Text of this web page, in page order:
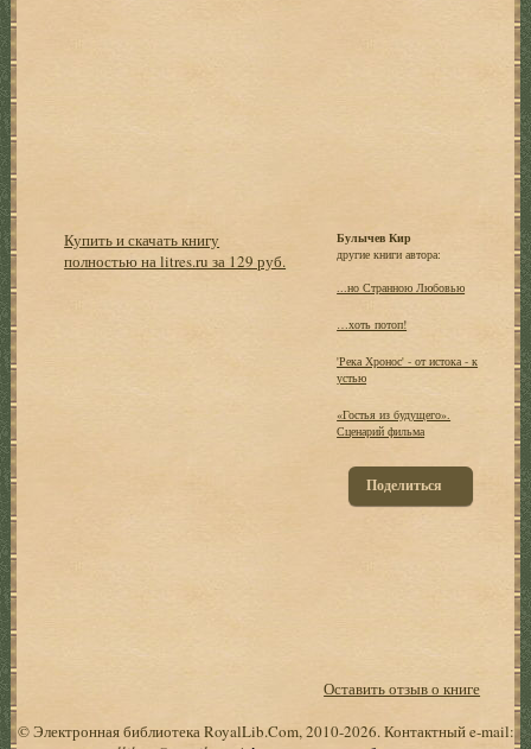
Купить и скачать книгу
полностью на litres.ru за 129 руб.
Булычев Кир
другие книги автора:
...но Странною Любовью
…хоть потоп!
'Река Хронос' - от истока - к
устью
«Гостья из будущего».
Сценарий фильма
Поделиться
Оставить отзыв о книге
© Электронная библиотека RoyalLib.Com, 2010-2026. Контактный e-mail: